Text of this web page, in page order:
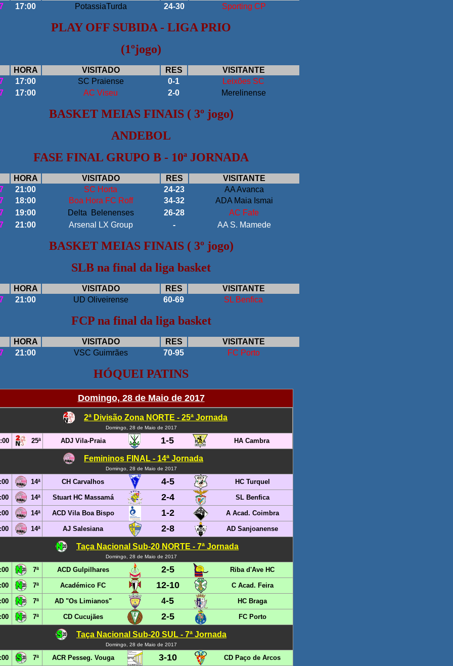
17:00 PotassiaTurda 24-30 Sporting CP
PLAY OFF SUBIDA - LIGA PRIO
(1ºjogo)
HORA VISITADO RES
VISITANTE
17:00 SC Praiense 0-1
Leixões SC
17:00 AC Viseu 2-0 Merelinense
BASKET MEIAS FINAIS ( 3º jogo)
ANDEBOL
FASE FINAL GRUPO B - 10ª JORNADA
HORA VISITADO RES
VISITANTE
21:00 SC Horta 24-23
AA Avanca
18:00 Boa Hora FC Roff 34-32
ADA Maia Ismai
19:00 Delta Belenenses 26-28
AC Fafe
21:00 Arsenal LX Group - AA S. Mamede
BASKET MEIAS FINAIS ( 3º jogo)
SLB na final da liga basket
HORA VISITADO RES
VISITANTE
21:00 UD Oliveirense 60-69 SL Benfica
FCP na final da liga basket
HORA VISITADO RES
VISITANTE
21:00 VSC Guimrães 70-95 FC Porto
HÓQUEI PATINS
Domingo, 28 de Maio de 2017
2ª Divisão Zona NORTE - 25ª Jornada
Domingo, 28 de Maio de 2017
25ª ADJ Vila-Praia 1-5 HA Cambra
Femininos FINAL - 14ª Jornada
Domingo, 28 de Maio de 2017
14ª CH Carvalhos 4-5 HC Turquel
14ª Stuart HC Massamá 2-4 SL Benfica
14ª ACD Vila Boa Bispo 1-2 A Acad. Coimbra
14ª AJ Salesiana 2-8 AD Sanjoanense
Taça Nacional Sub-20 NORTE - 7ª Jornada
Domingo, 28 de Maio de 2017
7ª ACD Gulpilhares 2-5 Riba d'Ave HC
7ª Académico FC 12-10 C Acad. Feira
7ª AD "Os Limianos" 4-5 HC Braga
7ª CD Cucujães 2-5 FC Porto
Taça Nacional Sub-20 SUL - 7ª Jornada
Domingo, 28 de Maio de 2017
7ª ACR Pesseg. Vouga 3-10 CD Paço de Arcos